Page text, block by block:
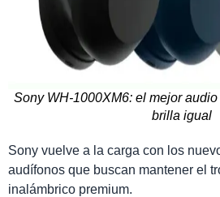
Sony WH-1000XM6: el mejor
brilla igual
Sony vuelve a la carga con los
audífonos que buscan mantener el
inalámbrico premium.